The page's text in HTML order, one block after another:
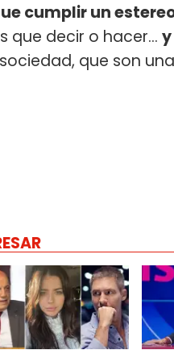
cumplir un
que decir o hacer...
que son